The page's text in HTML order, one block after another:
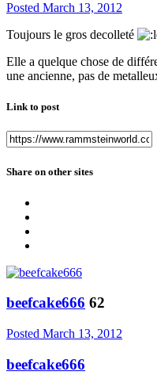
Posted March 13, 2012
Toujours le gros decolleté
Elle a quelque chose de
une ancienne, pas de
Link to post
Share on other sites
beefcake666 62
Posted March 13, 2012
beefcake666